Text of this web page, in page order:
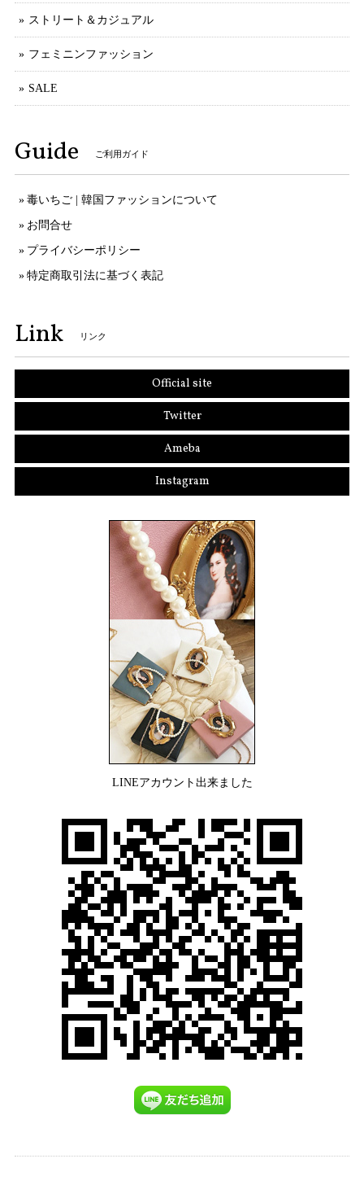
ストリート＆カジュアル
フェミニンファッション
SALE
Guide ご利用ガイド
毒いちご | 韓国ファッションについて
お問合せ
プライバシーポリシー
特定商取引法に基づく表記
Link リンク
Official site
Twitter
Ameba
Instagram
LINEアカウント出来ました